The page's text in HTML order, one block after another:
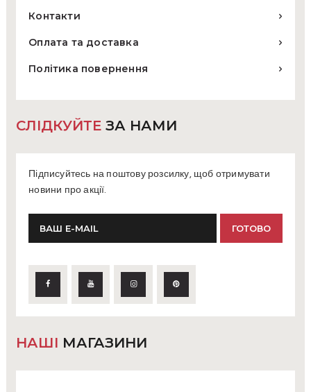
Контакти
Оплата та доставка
Політика повернення
СЛІДКУЙТЕ ЗА НАМИ
Підписуйтесь на поштову розсилку, щоб отримувати
новини про акції.
НАШІ МАГАЗИНИ